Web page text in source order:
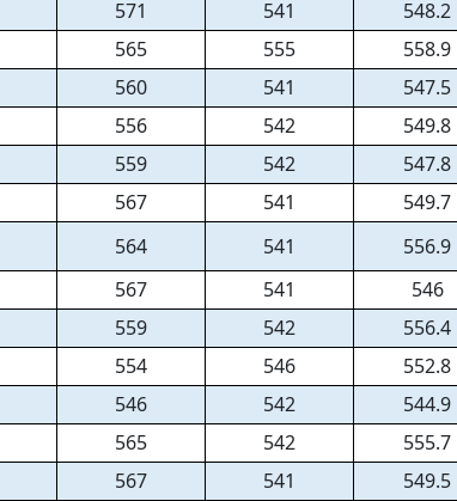
571 541
548.2
565 555
558.9
560 541
547.5
556 542
549.8
559 542
547.8
567 541
549.7
564 541 556.9
567 541
546
559 542
556.4
554 546
552.8
546 542
544.9
565 542
555.7
567 541
549.5